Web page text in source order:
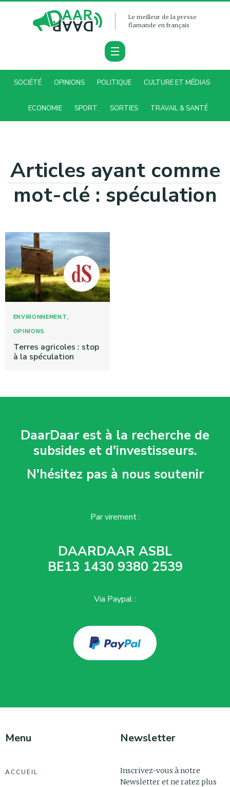
Le meilleur de la presse
flamande en français
SOCIÉTÉ OPINIONS POLITIQUE CULTURE ET MÉDIAS
ECONOMIE SPORT SORTIES TRAVAIL & SANTÉ
Articles ayant comme
mot-clé : spéculation
ENVIRONNEMENT,
OPINIONS
Terres agricoles : stop
à la spéculation
DaarDaar est à la recherche de
subsides et d'investisseurs.
N'hésitez pas à nous soutenir
Par virement :
DAARDAAR ASBL
BE13 1430 9380 2539
Via Paypal :
Menu
ACCUEIL
Newsletter
Inscrivez-vous à notre
Newsletter et ne ratez plus